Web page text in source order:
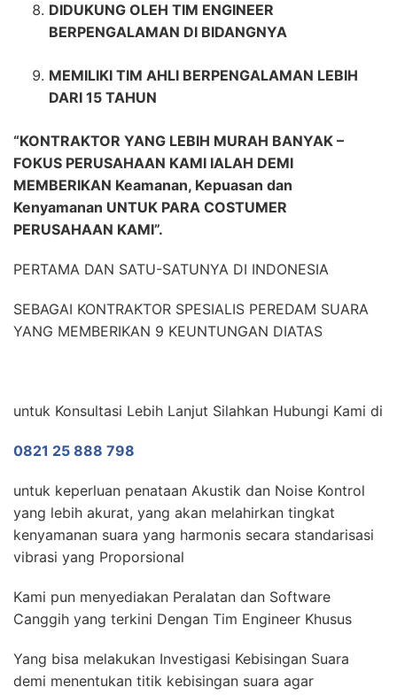
DIDUKUNG OLEH TIM ENGINEER
BERPENGALAMAN DI BIDANGNYA
MEMILIKI TIM AHLI BERPENGALAMAN LEBIH
DARI 15 TAHUN
“KONTRAKTOR YANG LEBIH MURAH BANYAK –
FOKUS PERUSAHAAN KAMI IALAH DEMI
MEMBERIKAN Keamanan, Kepuasan dan
Kenyamanan UNTUK PARA COSTUMER
PERUSAHAAN KAMI”.
PERTAMA DAN SATU-SATUNYA DI INDONESIA
SEBAGAI KONTRAKTOR SPESIALIS PEREDAM SUARA
YANG MEMBERIKAN 9 KEUNTUNGAN DIATAS
untuk Konsultasi Lebih Lanjut Silahkan Hubungi Kami di
0821 25 888 798
untuk keperluan penataan Akustik dan Noise Kontrol
yang lebih akurat, yang akan melahirkan tingkat
kenyamanan suara yang harmonis secara standarisasi
vibrasi yang Proporsional
Kami pun menyediakan Peralatan dan Software
Canggih yang terkini Dengan Tim Engineer Khusus
Yang bisa melakukan Investigasi Kebisingan Suara
demi menentukan titik kebisingan suara agar